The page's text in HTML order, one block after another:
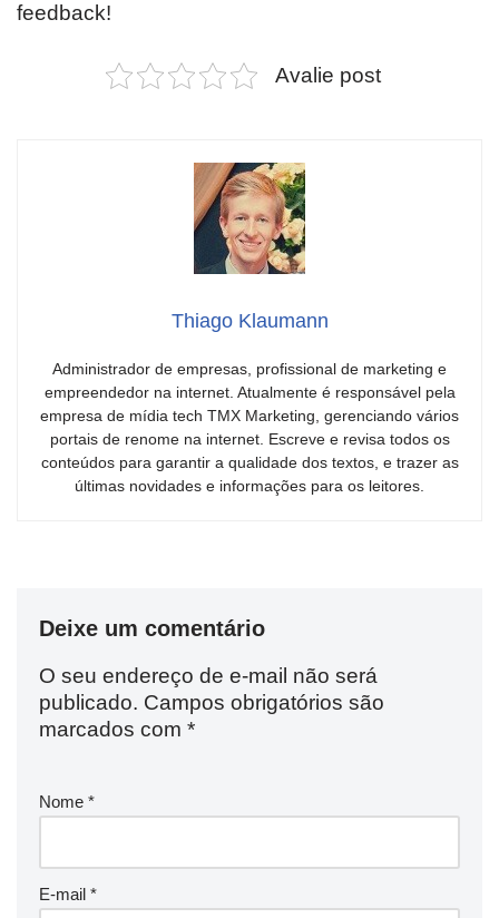
feedback!
Avalie post
Thiago Klaumann
Administrador de empresas, profissional de marketing e
empreendedor na internet. Atualmente é responsável pela
empresa de mídia tech TMX Marketing, gerenciando vários
portais de renome na internet. Escreve e revisa todos os
conteúdos para garantir a qualidade dos textos, e trazer as
últimas novidades e informações para os leitores.
Deixe um comentário
O seu endereço de e-mail não será
publicado. Campos obrigatórios são
marcados com *
Nome *
E-mail *